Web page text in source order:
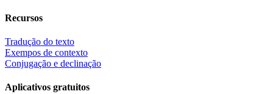
Recursos
Tradução do texto
Exempos de contexto
Conjugação e declinação
Aplicativos gratuitos